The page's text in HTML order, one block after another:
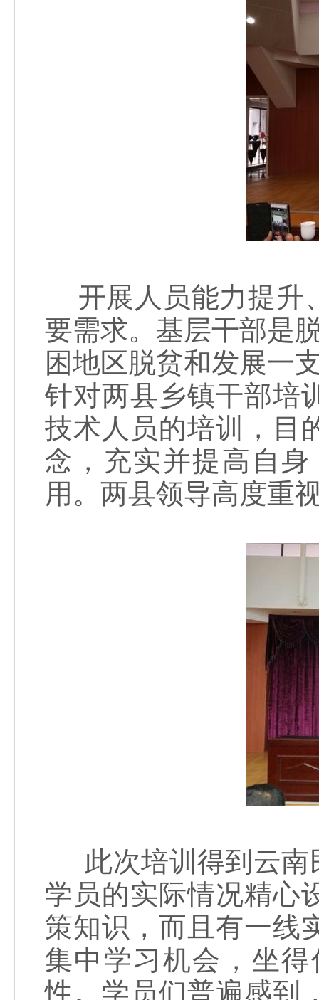
开展人员能力提升
要需求。基层干部是
困地区脱贫和发展一
针对两县乡镇干部培
技术人员的培训，目
念，充实并提高自
用。两县领导高度重
此次培训得到云南
学员的实际情况精心
策知识，而且有一线
集中学习机会，坐
性。学员们普遍感到